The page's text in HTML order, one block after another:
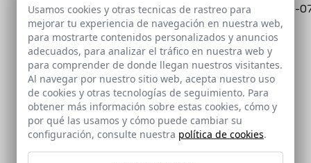
99 - 16-07-2026
40 - 16-
Usamos cookies y otras tecnicas de rastreo para
mejorar tu experiencia de navegación en nuestra web,
para mostrarte contenidos personalizados y anuncios
adecuados, para analizar el tráfico en nuestra web y
para comprender de donde llegan nuestros visitantes.
Al navegar por nuestro sitio web, acepta nuestro uso
de cookies y otras tecnologías de seguimiento. Para
obtener más información sobre estas cookies, cómo y
por qué las usamos y cómo puede cambiar su
configuración, consulte nuestra política de cookies.